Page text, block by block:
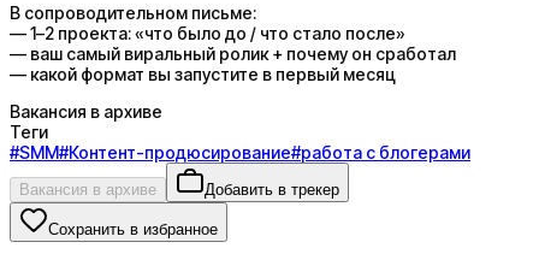
В сопроводительном письме:
— 1–2 проекта: «что было до / что стало после»
— ваш самый виральный ролик + почему он сработал
— какой формат вы запустите в первый месяц
Вакансия в архиве
Теги
#SMM#Контент-продюсирование#работа с блогерами
Вакансия в архиве Добавить в трекер
Сохранить в избранное